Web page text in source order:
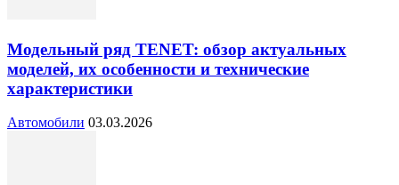
Модельный ряд TENET: обзор актуальных
моделей, их особенности и технические
характеристики
Автомобили 03.03.2026